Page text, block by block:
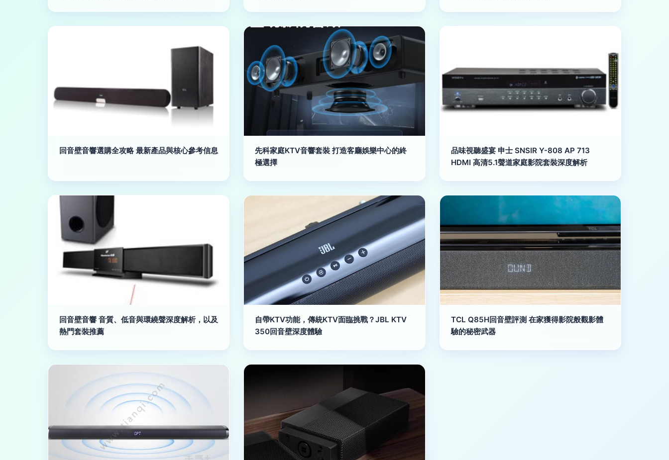
回音壁音響選購全攻略 最新產品與核心參考信息
先科家庭KTV音響套裝 打造客廳娛樂中心的終
極選擇
品味視聽盛宴 申士 SNSIR Y-808 AP 713
HDMI 高清5.1聲道家庭影院套裝深度解析
回音壁音響 音質、低音與環繞聲深度解析，以及
熱門套裝推薦
自帶KTV功能，傳統KTV面臨挑戰？JBL KTV
350回音壁深度體驗
TCL Q85H回音壁評測 在家獲得影院般觀影體
驗的秘密武器